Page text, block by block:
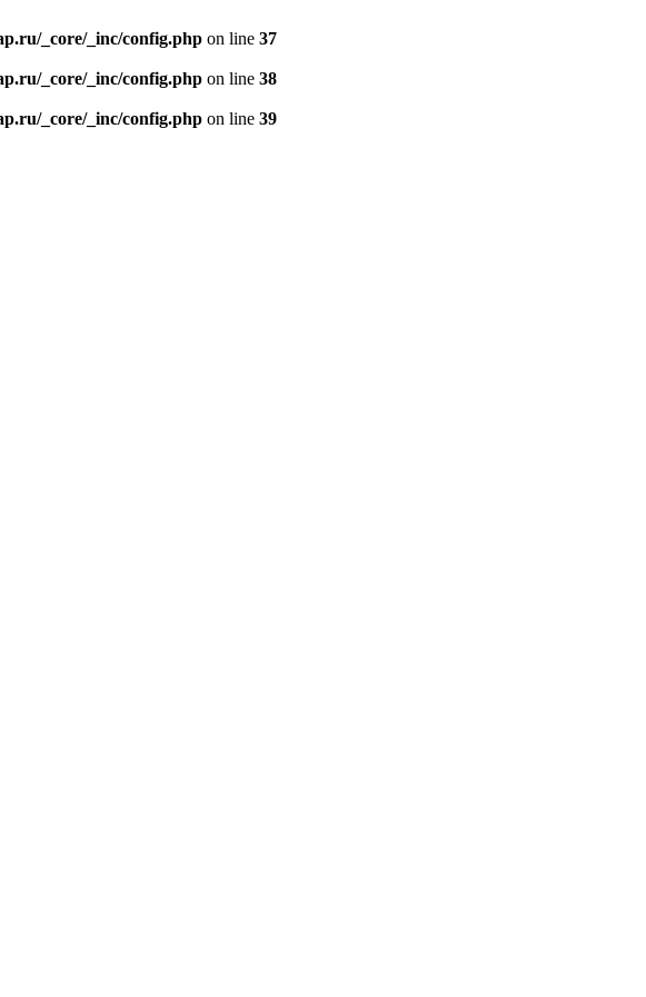
_core/_inc/config.php on line 37
_core/_inc/config.php on line 38
_core/_inc/config.php on line 39